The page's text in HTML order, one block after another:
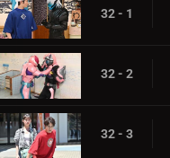
32 - 1
32 - 2
32 - 3